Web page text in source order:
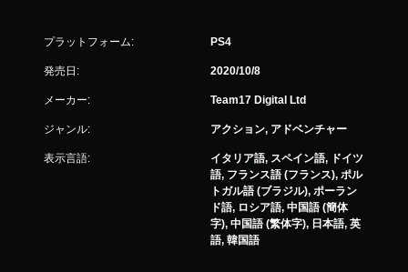
プラットフォーム: PS4
発売日: 2020/10/8
メーカー: Team17 Digital Ltd
ジャンル: アクション, アドベンチャー
表示言語:
イタリア語, スペイン語, ドイツ
語, フランス語 (フランス), ポル
トガル語 (ブラジル), ポーラン
ド語, ロシア語, 中国語 (簡体
字), 中国語 (繁体字), 日本語, 英
語, 韓国語